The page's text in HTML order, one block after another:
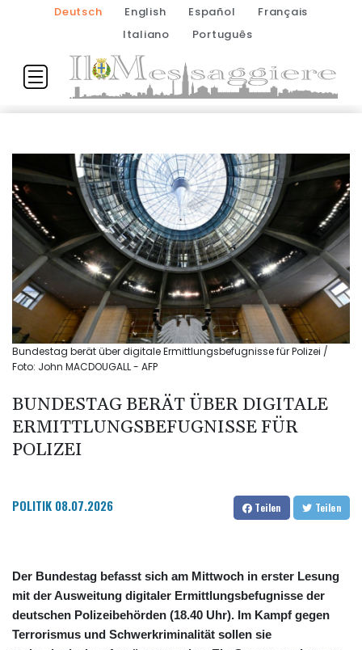
Deutsch English Español
Français
Italiano
Português
Bundestag berät über digitale Ermittlungsbefugnisse für Polizei /
Foto: John MACDOUGALL - AFP
BUNDESTAG BERÄT ÜBER DIGITALE
ERMITTLUNGSBEFUGNISSE FÜR
POLIZEI
POLITIK 08.07.2026 Teilen Teilen
Der Bundestag befasst sich am Mittwoch in erster Lesung
mit der Ausweitung digitaler Ermittlungsbefugnisse der
deutschen Polizeibehörden (18.40 Uhr). Im Kampf gegen
Terrorismus und Schwerkriminalität sollen sie